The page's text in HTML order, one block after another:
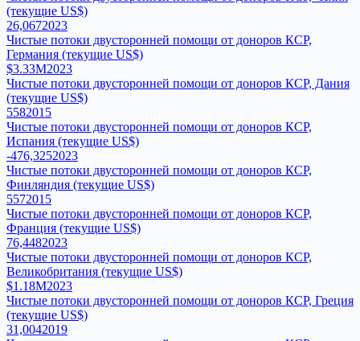
(текущие US$)
26,0672023
Чистые потоки двусторонней помощи от доноров КСР,
Германия (текущие US$)
$3.33M2023
Чистые потоки двусторонней помощи от доноров КСР, Дания
(текущие US$)
5582015
Чистые потоки двусторонней помощи от доноров КСР,
Испания (текущие US$)
-476,3252023
Чистые потоки двусторонней помощи от доноров КСР,
Финляндия (текущие US$)
5572015
Чистые потоки двусторонней помощи от доноров КСР,
Франция (текущие US$)
76,4482023
Чистые потоки двусторонней помощи от доноров КСР,
Великобритания (текущие US$)
$1.18M2023
Чистые потоки двусторонней помощи от доноров КСР, Греция
(текущие US$)
31,0042019